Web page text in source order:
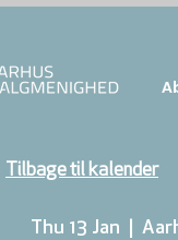
Thu 13 Jan
  |
Tilbage til kalender